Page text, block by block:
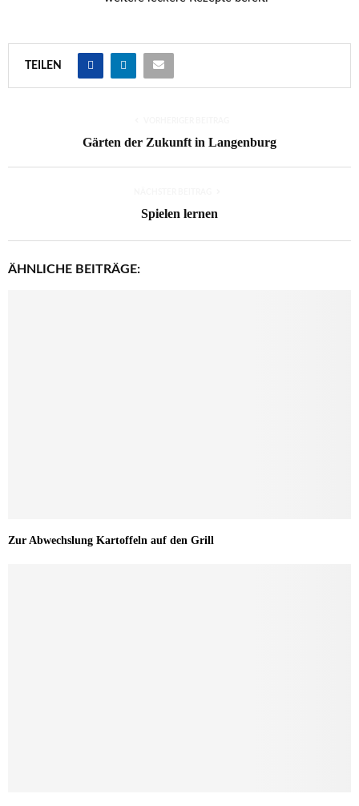
TEILEN
Gärten der Zukunft in Langenburg
Spielen lernen
ÄHNLICHE BEITRÄGE:
Zur Abwechslung Kartoffeln auf den Grill